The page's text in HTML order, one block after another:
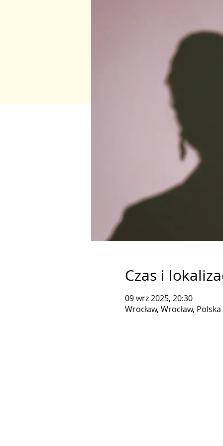
Czas i
09 wrz 2025, 20:30
Wrocław, Wrocław, Polska